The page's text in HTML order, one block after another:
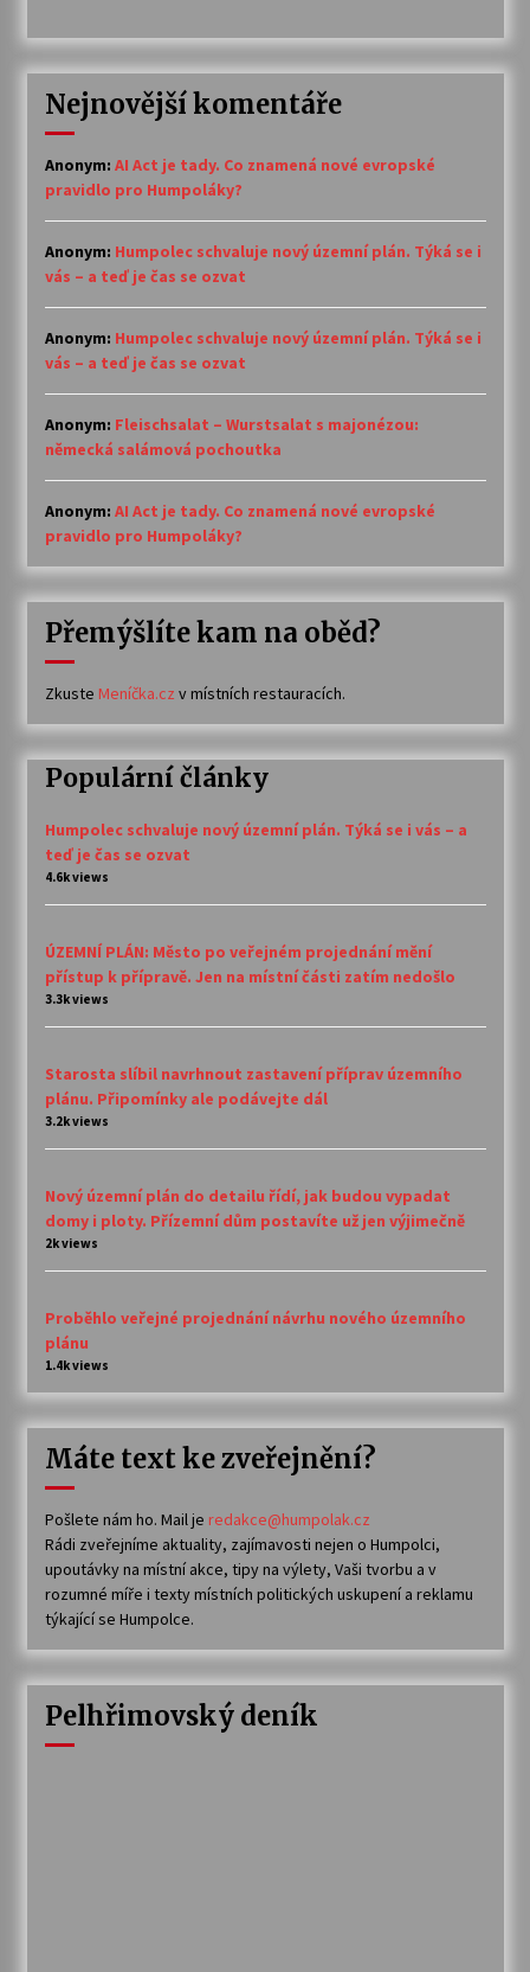
Nejnovější komentáře
Anonym: AI Act je tady. Co znamená nové evropské
pravidlo pro Humpoláky?
Anonym: Humpolec schvaluje nový územní plán. Týká se i
vás – a teď je čas se ozvat
Anonym: Humpolec schvaluje nový územní plán. Týká se i
vás – a teď je čas se ozvat
Anonym: Fleischsalat – Wurstsalat s majonézou:
německá salámová pochoutka
Anonym: AI Act je tady. Co znamená nové evropské
pravidlo pro Humpoláky?
Přemýšlíte kam na oběd?
Zkuste Meníčka.cz v místních restauracích.
Populární články
Humpolec schvaluje nový územní plán. Týká se i vás – a
teď je čas se ozvat
4.6k views
ÚZEMNÍ PLÁN: Město po veřejném projednání mění
přístup k přípravě. Jen na místní části zatím nedošlo
3.3k views
Starosta slíbil navrhnout zastavení příprav územního
plánu. Připomínky ale podávejte dál
3.2k views
Nový územní plán do detailu řídí, jak budou vypadat
domy i ploty. Přízemní dům postavíte už jen výjimečně
2k views
Proběhlo veřejné projednání návrhu nového územního
plánu
1.4k views
Máte text ke zveřejnění?
Pošlete nám ho. Mail je redakce@humpolak.cz
Rádi zveřejníme aktuality, zajímavosti nejen o Humpolci,
upoutávky na místní akce, tipy na výlety, Vaši tvorbu a v
rozumné míře i texty místních politických uskupení a reklamu
týkající se Humpolce.
Pelhřimovský deník